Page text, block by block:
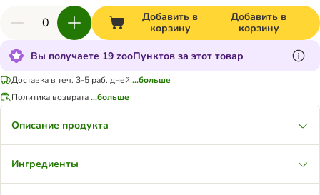
Добавить в
корзину
Добавить в
корзину
Вы получаете 19 zooПунктов за этот товар
Доставка в теч. 3-5 раб. дней ...больше
Политика возврата...больше
Описание продукта
Ингредиенты